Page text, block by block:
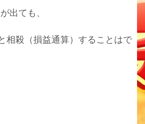
出ても、
相殺（損益通算）することはで